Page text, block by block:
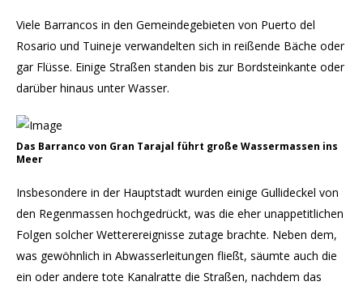
Viele Barrancos in den Gemeindegebieten von Puerto del
Rosario und Tuineje verwandelten sich in reißende Bäche oder
gar Flüsse. Einige Straßen standen bis zur Bordsteinkante oder
darüber hinaus unter Wasser.
Das Barranco von Gran Tarajal führt große Wassermassen ins
Meer
Insbesondere in der Hauptstadt wurden einige Gullideckel von
den Regenmassen hochgedrückt, was die eher unappetitlichen
Folgen solcher Wetterereignisse zutage brachte. Neben dem,
was gewöhnlich in Abwasserleitungen fließt, säumte auch die
ein oder andere tote Kanalratte die Straßen, nachdem das